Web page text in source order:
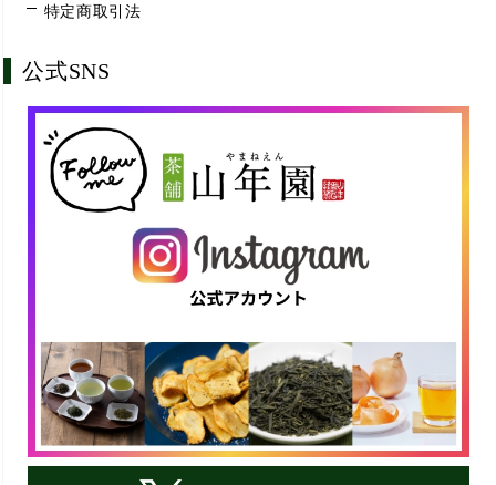
特定商取引法
公式SNS